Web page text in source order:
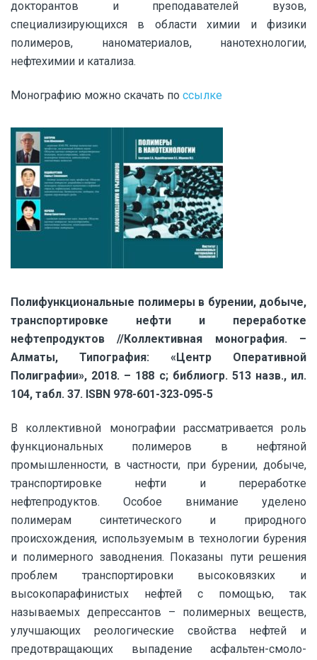
докторантов и преподавателей вузов,
специализирующихся в области химии и физики
полимеров, наноматериалов, нанотехнологии,
нефтехимии и катализа.
Монографию можно скачать по ссылке
Полифункциональные полимеры в бурении, добыче,
транспортировке нефти и переработке
нефтепродуктов //Коллективная монография. –
Алматы, Типография: «Центр Оперативной
Полиграфии», 2018. – 188 с; библиогр. 513 назв., ил.
104, табл. 37. ISBN 978-601-323-095-5
В коллективной монографии рассматривается роль
функциональных полимеров в нефтяной
промышленности, в частности, при бурении, добыче,
транспортировке нефти и переработке
нефтепродуктов. Особое внимание уделено
полимерам синтетического и природного
происхождения, используемым в технологии бурения
и полимерного заводнения. Показаны пути решения
проблем транспортировки высоковязких и
высокопарафинистых нефтей с помощью, так
называемых депрессантов – полимерных веществ,
улучшающих реологические свойства нефтей и
предотвращающих выпадение асфальтен-смоло-